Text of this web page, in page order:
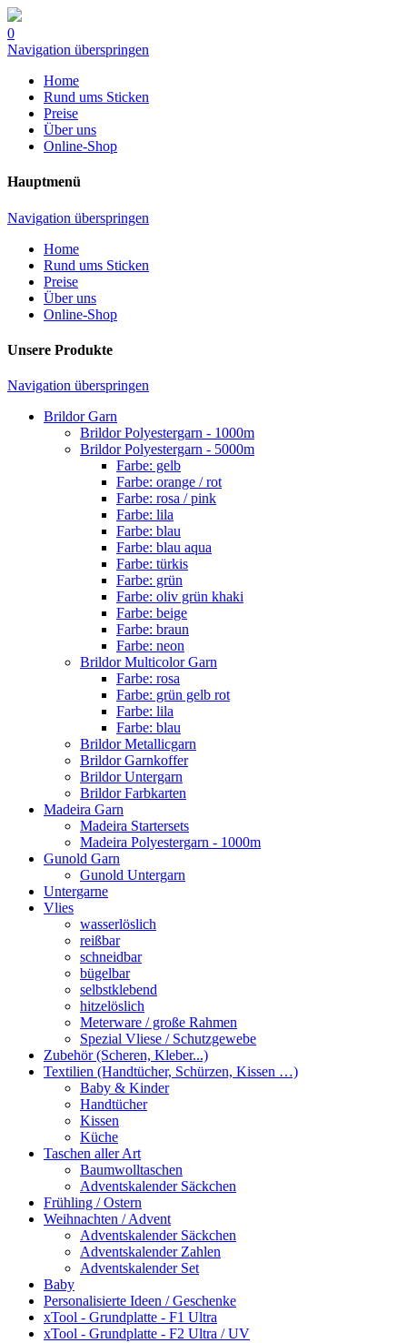
0
Navigation überspringen
Home
Rund ums Sticken
Preise
Über uns
Online-Shop
Hauptmenü
Navigation überspringen
Home
Rund ums Sticken
Preise
Über uns
Online-Shop
Unsere Produkte
Navigation überspringen
Brildor Garn
Brildor Polyestergarn - 1000m
Brildor Polyestergarn - 5000m
Farbe: gelb
Farbe: orange / rot
Farbe: rosa / pink
Farbe: lila
Farbe: blau
Farbe: blau aqua
Farbe: türkis
Farbe: grün
Farbe: oliv grün khaki
Farbe: beige
Farbe: braun
Farbe: neon
Brildor Multicolor Garn
Farbe: rosa
Farbe: grün gelb rot
Farbe: lila
Farbe: blau
Brildor Metallicgarn
Brildor Garnkoffer
Brildor Untergarn
Brildor Farbkarten
Madeira Garn
Madeira Startersets
Madeira Polyestergarn - 1000m
Gunold Garn
Gunold Untergarn
Untergarne
Vlies
wasserlöslich
reißbar
schneidbar
bügelbar
selbstklebend
hitzelöslich
Meterware / große Rahmen
Spezial Vliese / Schutzgewebe
Zubehör (Scheren, Kleber...)
Textilien (Handtücher, Schürzen, Kissen …)
Baby & Kinder
Handtücher
Kissen
Küche
Taschen aller Art
Baumwolltaschen
Adventskalender Säckchen
Frühling / Ostern
Weihnachten / Advent
Adventskalender Säckchen
Adventskalender Zahlen
Adventskalender Set
Baby
Personalisierte Ideen / Geschenke
xTool - Grundplatte - F1 Ultra
xTool - Grundplatte - F2 Ultra / UV